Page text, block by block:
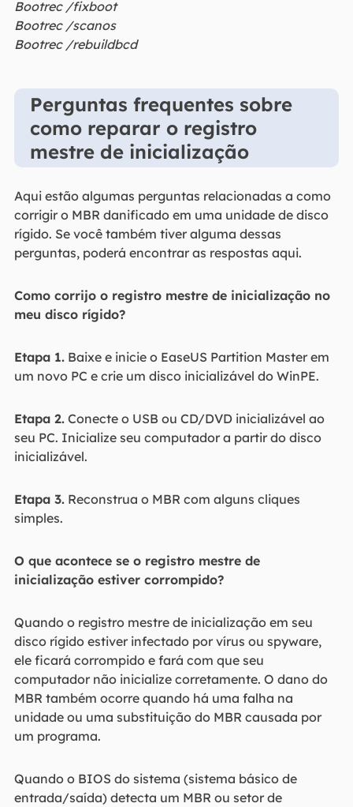
Bootrec /fixboot
Bootrec /scanos
Bootrec /rebuildbcd
Perguntas frequentes sobre
como reparar o registro
mestre de inicialização
Aqui estão algumas perguntas relacionadas a como
corrigir o MBR danificado em uma unidade de disco
rígido. Se você também tiver alguma dessas
perguntas, poderá encontrar as respostas aqui.
Como corrijo o registro mestre de inicialização no
meu disco rígido?
Etapa 1.Baixe e inicie o EaseUS Partition Master em
um novo PC e crie um disco inicializável do WinPE.
Etapa 2.Conecte o USB ou CD/DVD inicializável ao
seu PC. Inicialize seu computador a partir do disco
inicializável.
Etapa 3.Reconstrua o MBR com alguns cliques
simples.
O que acontece se o registro mestre de
inicialização estiver corrompido?
Quando o registro mestre de inicialização em seu
disco rígido estiver infectado por vírus ou spyware,
ele ficará corrompido e fará com que seu
computador não inicialize corretamente. O dano do
MBR também ocorre quando há uma falha na
unidade ou uma substituição do MBR causada por
um programa.
Quando o BIOS do sistema (sistema básico de
entrada/saída) detecta um MBR ou setor de